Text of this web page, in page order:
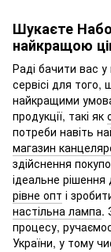
Шукаєте
найкращою
Раді бачити вас
сервісі для того,
найкращими
продукції, такі як
потреби навіть
магазин
здійснення
ідеальне рішення
рівне опт і
настільна лампа.
процесу,
України, у тому